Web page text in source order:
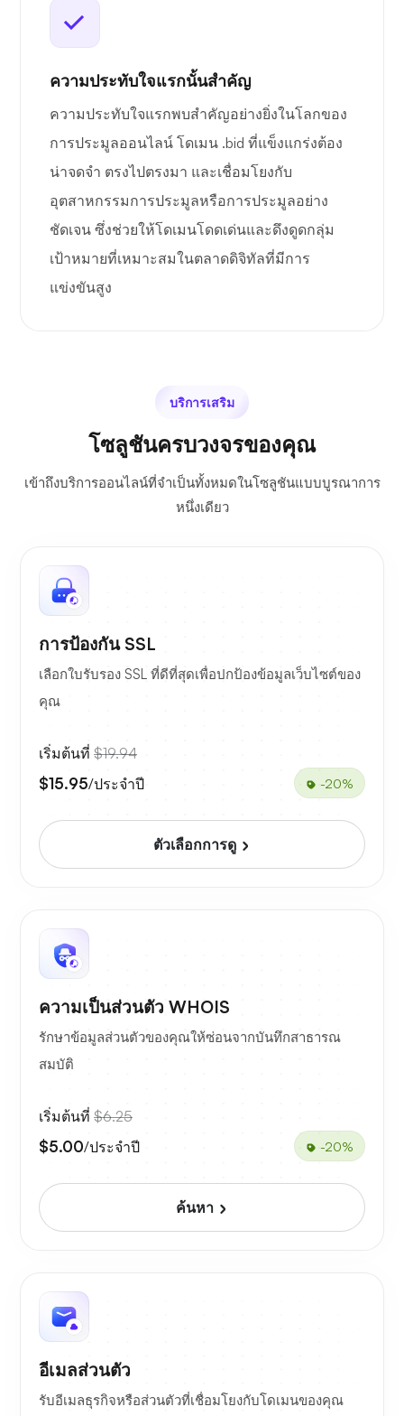
ความประทับใจแรกนั้นสำคัญ
ความประทับใจแรกพบสำคัญอย่างยิ่งในโลกของ
การประมูลออนไลน์ โดเมน .bid ที่แข็งแกร่งต้อง
น่าจดจำ ตรงไปตรงมา และเชื่อมโยงกับ
อุตสาหกรรมการประมูลหรือการประมูลอย่าง
ชัดเจน ซึ่งช่วยให้โดเมนโดดเด่นและดึงดูดกลุ่ม
เป้าหมายที่เหมาะสมในตลาดดิจิทัลที่มีการ
แข่งขันสูง
บริการเสริม
โซลูชันครบวงจรของคุณ
เข้าถึงบริการออนไลน์ที่จำเป็นทั้งหมดในโซลูชันแบบบูรณาการ
หนึ่งเดียว
การป้องกัน SSL
เลือกใบรับรอง SSL ที่ดีที่สุดเพื่อปกป้องข้อมูลเว็บไซต์ของ
คุณ
เริ่มต้นที่ $19.94
$15.95/ประจำปี -20%
ตัวเลือกการดู
ความเป็นส่วนตัว WHOIS
รักษาข้อมูลส่วนตัวของคุณให้ซ่อนจากบันทึกสาธารณ
สมบัติ
เริ่มต้นที่ $6.25
$5.00/ประจำปี -20%
ค้นหา
อีเมลส่วนตัว
รับอีเมลธุรกิจหรือส่วนตัวที่เชื่อมโยงกับโดเมนของคุณ